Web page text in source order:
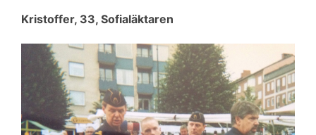
Kristoffer, 33, Sofialäktaren